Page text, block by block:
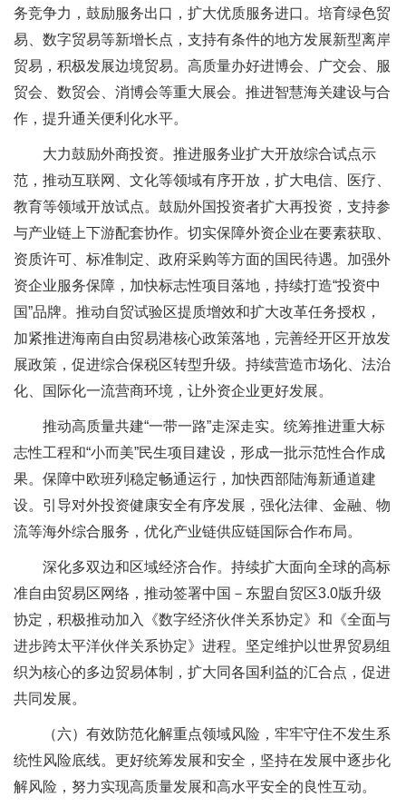
务竞争力，鼓励服务出口，扩大优质服务进口。培育绿色贸
易、数字贸易等新增长点，支持有条件的地方发展新型离岸
贸易，积极发展边境贸易。高质量办好进博会、广交会、服
贸会、数贸会、消博会等重大展会。推进智慧海关建设与合
作，提升通关便利化水平。
大力鼓励外商投资。推进服务业扩大开放综合试点示
范，推动互联网、文化等领域有序开放，扩大电信、医疗、
教育等领域开放试点。鼓励外国投资者扩大再投资，支持参
与产业链上下游配套协作。切实保障外资企业在要素获取、
资质许可、标准制定、政府采购等方面的国民待遇。加强外
资企业服务保障，加快标志性项目落地，持续打造“投资中
国”品牌。推动自贸试验区提质增效和扩大改革任务授权，
加紧推进海南自由贸易港核心政策落地，完善经开区开放发
展政策，促进综合保税区转型升级。持续营造市场化、法治
化、国际化一流营商环境，让外资企业更好发展。
推动高质量共建“一带一路”走深走实。统筹推进重大标
志性工程和“小而美”民生项目建设，形成一批示范性合作成
果。保障中欧班列稳定畅通运行，加快西部陆海新通道建
设。引导对外投资健康安全有序发展，强化法律、金融、物
流等海外综合服务，优化产业链供应链国际合作布局。
深化多双边和区域经济合作。持续扩大面向全球的高标
准自由贸易区网络，推动签署中国－东盟自贸区3.0版升级
协定，积极推动加入《数字经济伙伴关系协定》和《全面与
进步跨太平洋伙伴关系协定》进程。坚定维护以世界贸易组
织为核心的多边贸易体制，扩大同各国利益的汇合点，促进
共同发展。
（六）有效防范化解重点领域风险，牢牢守住不发生系
统性风险底线。更好统筹发展和安全，坚持在发展中逐步化
解风险，努力实现高质量发展和高水平安全的良性互动。